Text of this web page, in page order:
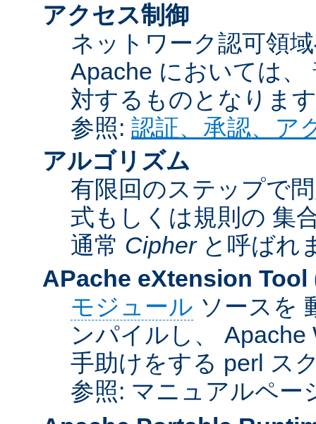
アクセス制御
ネットワーク認可領
Apache においては
対するものとなりま
参照: 認証、承認、ア
アルゴリズム
有限回のステップで
式もしくは規則の 集
通常 Cipherと呼ばれ
APache eXtension Tool
モジュール ソースを
ンパイルし、
手助けをする perl ス
参照: マニュアルペー